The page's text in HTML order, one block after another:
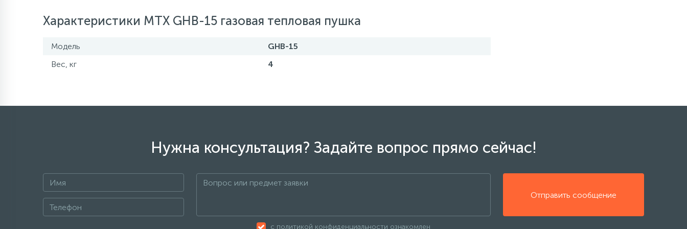
Характеристики MTX GHB-15 газовая тепловая пушка
Модель
GHB-15
Вес, кг
4
Нужна консультация? Задайте вопрос прямо сейчас!
Отправить сообщение
с политикой конфиденциальности ознакомлен